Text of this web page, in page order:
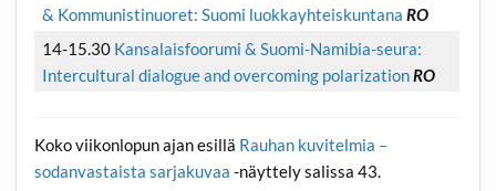
& Kommunistinuoret: Suomi luokkayhteiskuntana RO
14-15.30 Kansalaisfoorumi & Suomi-Namibia-seura:
Intercultural dialogue and overcoming polarizationRO
Koko viikonlopun ajan esillä Rauhan kuvitelmia –
sodanvastaista sarjakuvaa -näyttely salissa 43.